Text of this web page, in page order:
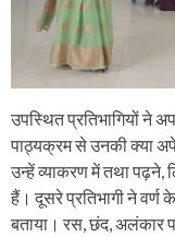
उपस्थित प्रतिभागियों ने
पाठ्यक्रम से उनकी क्या
उन्हें व्याकरण में तथा पढ़ने,
हैं। दूसरे प्रतिभागी ने वर्ण
बताया। रस, छंद, अलंकार